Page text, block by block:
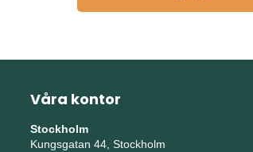
Våra kontor
Stockholm
Kungsgatan 44, Stockholm